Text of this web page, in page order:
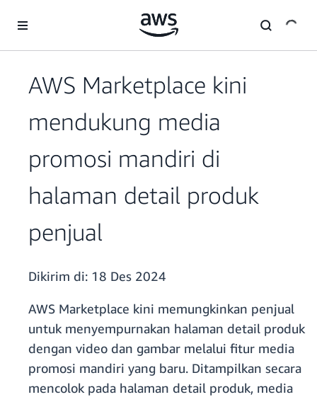
AWS Marketplace kini
mendukung media
promosi mandiri di
halaman detail produk
penjual
Dikirim di: 18 Des 2024
AWS Marketplace kini memungkinkan penjual
untuk menyempurnakan halaman detail produk
dengan video dan gambar melalui fitur media
promosi mandiri yang baru. Ditampilkan secara
mencolok pada halaman detail produk, media